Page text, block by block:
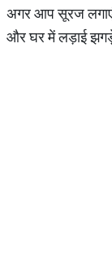
अगर आप सूरज
और घर में लड़ाई